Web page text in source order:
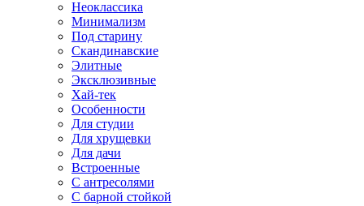
Неоклассика
Минимализм
Под старину
Скандинавские
Элитные
Эксклюзивные
Хай-тек
Особенности
Для студии
Для хрущевки
Для дачи
Встроенные
С антресолями
С барной стойкой